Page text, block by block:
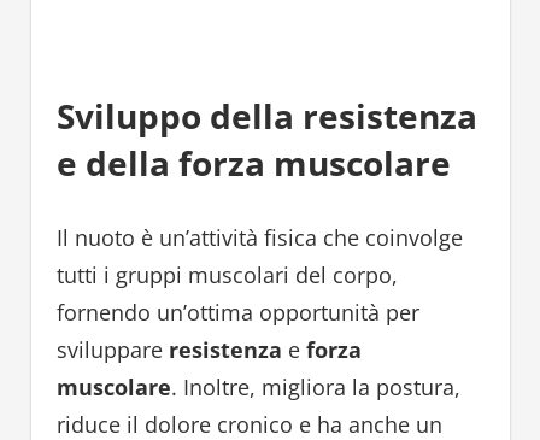
Sviluppo della resistenza
e della forza muscolare
Il nuoto è un’attività fisica che coinvolge
tutti i gruppi muscolari del corpo,
fornendo un’ottima opportunità per
sviluppare resistenza eforza
muscolare. Inoltre, migliora la postura,
riduce il dolore cronico e ha anche un